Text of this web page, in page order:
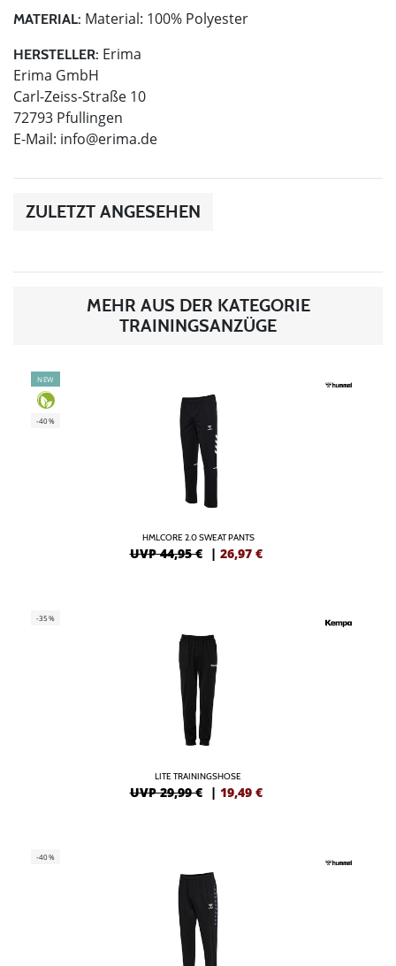
MATERIAL: Material: 100% Polyester
HERSTELLER: Erima
Erima GmbH
Carl-Zeiss-Straße 10
72793 Pfullingen
E-Mail: info@erima.de
ZULETZT ANGESEHEN
MEHR AUS DER KATEGORIE
TRAININGSANZÜGE
NEW
-40%
HMLCORE 2.0 SWEAT PANTS
UVP 44,95 € | 26,97 €
-35%
LITE TRAININGSHOSE
UVP 29,99 € | 19,49 €
-40%